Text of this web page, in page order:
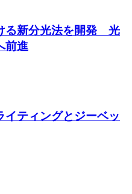
る新分光法を開発 光
前進
イティングとジーベッ